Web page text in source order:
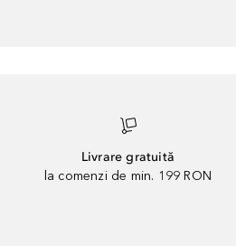
Livrare gratuită
la comenzi de min. 199 RON